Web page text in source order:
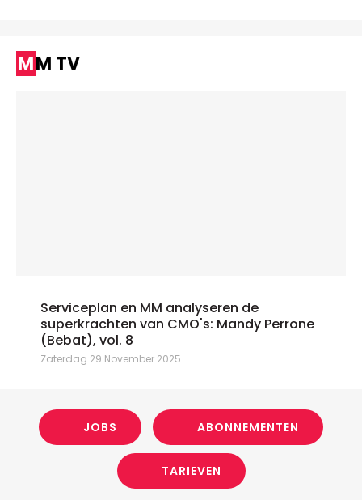
MM TV
Serviceplan en MM analyseren de
superkrachten van CMO's: Mandy Perrone
(Bebat), vol. 8
Zaterdag 29 November 2025
JOBS ABONNEMENTEN
TARIEVEN